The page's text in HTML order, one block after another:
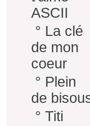
ASCII
° La clé
de mon
coeur
° Plein
de
° Titi